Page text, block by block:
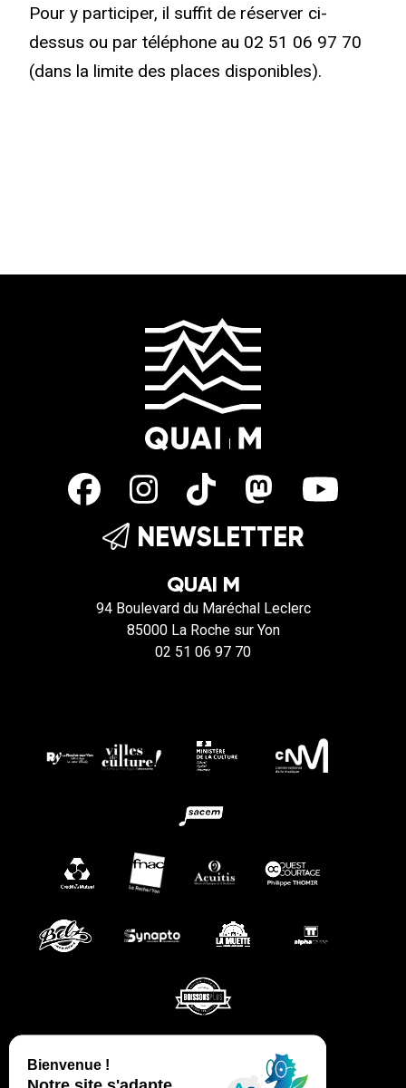
Pour y participer, il suffit de réserver ci-
dessus ou par téléphone au 02 51 06 97 70
(dans la limite des places disponibles).
NEWSLETTER
QUAI M
94 Boulevard du Maréchal Leclerc
85000 La Roche sur Yon
02 51 06 97 70